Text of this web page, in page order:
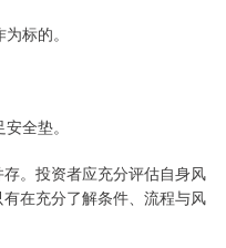
标的。
全垫。
。投资者应充分评估自身风
在充分了解条件、流程与风